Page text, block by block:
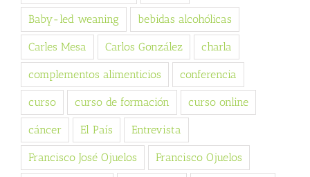
Baby-led weaning bebidas alcohólicas
Carles Mesa Carlos González charla
complementos alimenticios conferencia
curso curso de formación curso online
cáncer El País Entrevista
Francisco José Ojuelos Francisco Ojuelos